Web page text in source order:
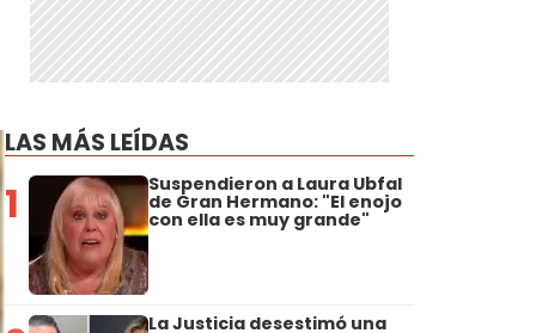
LAS MÁS LEÍDAS
1 Suspendieron a Laura Ubfal
de Gran Hermano: "El enojo
con ella es muy grande"
La Justicia desestimó una